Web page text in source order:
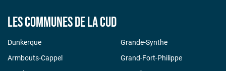
Les communes de la CUD
Dunkerque
Armbouts-Cappel
Grande-Synthe
Grand-Fort-Philippe